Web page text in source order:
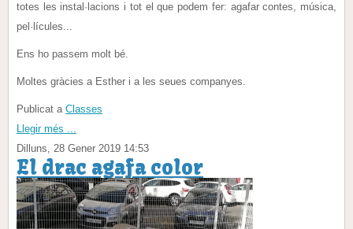
totes les instal·lacions i tot el que podem fer: agafar contes, música,
pel·lícules...
Ens ho passem molt bé.
Moltes gràcies a Esther i a les seues companyes.
Publicat a Classes
Llegir més ...
Dilluns, 28 Gener 2019 14:53
El drac agafa color